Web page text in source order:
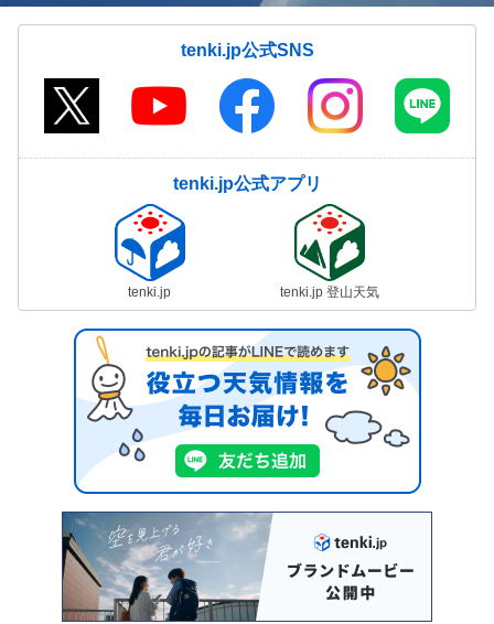
tenki.jp公式SNS
tenki.jp公式アプリ
tenki.jp tenki.jp 登山天気